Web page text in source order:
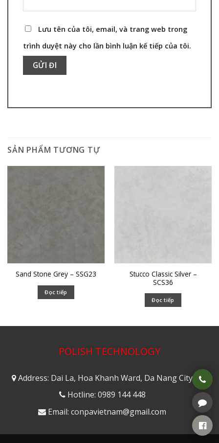
Lưu tên của tôi, email, và trang web trong
trình duyệt này cho lần bình luận kế tiếp của tôi.
SẢN PHẨM TƯƠNG TỰ
Sand Stone Grey – SSG23
Đọc tiếp
Stucco Classic Silver –
SCS36
Đọc tiếp
POLISH TECHNOLOGY
Address: Dai La, Hoa Khanh Ward, Da Nang City
Hotline: 0989 144 448
Email: conpavietnam@gmail.com